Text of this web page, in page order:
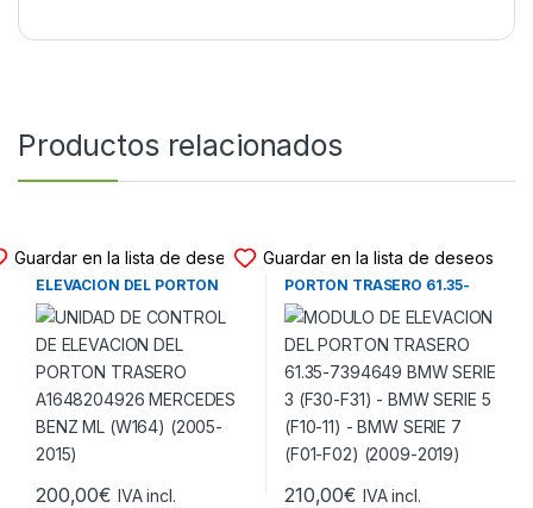
Productos relacionados
Guardar en la lista de deseos
UNIDAD DE CONTROL DE
ELEVACION DEL PORTON
TRASERO A1648204926
MERCEDES BENZ ML (W164)
(2005-2015)
200,00€ IVA incl.
Guardar en la lista de deseos
MODULO DE ELEVACION DEL
PORTON TRASERO 61.35-
7394649 BMW SERIE 3 (F30-
F31) – BMW SERIE 5 (F10-11) –
BMW SERIE 7 (F01-F02)
(2009-2019)
210,00€ IVA incl.